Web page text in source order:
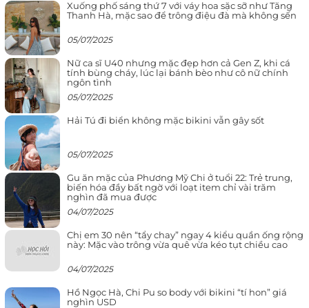
Xuống phố sáng thứ 7 với váy hoa sặc sỡ như Tăng
Thanh Hà, mặc sao để trông điệu đà mà không sến
05/07/2025
Nữ ca sĩ U40 nhưng mặc đẹp hơn cả Gen Z, khi cá
tính bùng cháy, lúc lại bánh bèo như cô nữ chính
ngôn tình
05/07/2025
Hải Tú đi biển không mặc bikini vẫn gây sốt
05/07/2025
Gu ăn mặc của Phương Mỹ Chi ở tuổi 22: Trẻ trung,
biến hóa đầy bất ngờ với loạt item chỉ vài trăm
nghìn đã mua được
04/07/2025
Chị em 30 nên “tẩy chay” ngay 4 kiểu quần ống rộng
này: Mặc vào trông vừa quê vừa kéo tụt chiều cao
04/07/2025
Hồ Ngọc Hà, Chi Pu so body với bikini “tí hon” giá
nghìn USD